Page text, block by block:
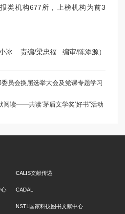
类机构677所，上榜机构为前3
小冰 责编/梁忠福 编审/陈添源）
员会换届选举大会及党课专题学习
阅读——共读‘茅盾文学奖’好书”活动
CALIS文献传递
心 CADAL
NSTL国家科技图书文献中心